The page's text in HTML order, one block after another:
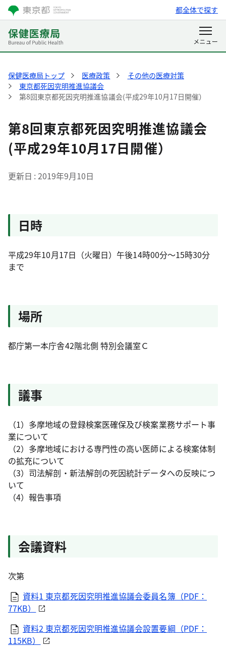
都全体で探す
保健医療局トップ 医療政策
その他の医療対策
東京都死因究明推進協議会
第8回東京都死因究明推進協議会(平成29年10月17日開催）
第8回東京都死因究明推進協議会
(平成29年10月17日開催）
更新日 2019年9月10日
日時
平成29年10月17日（火曜日）午後14時00分～15時30分
まで
場所
都庁第一本庁舎42階北側 特別会議室Ｃ
議事
（1）多摩地域の登録検案医確保及び検案業務サポート事
業について
（2）多摩地域における専門性の高い医師による検案体制
の拡充について
（3）司法解剖・新法解剖の死因統計データへの反映につ
いて
（4）報告事項
会議資料
次第
資料1 東京都死因究明推進協議会委員名簿（PDF：
77KB）
資料2 東京都死因究明推進協議会設置要綱（PDF：
115KB）